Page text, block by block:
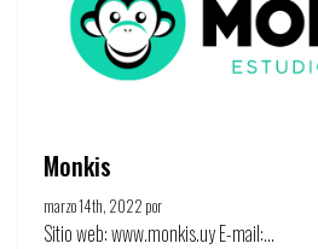
Monkis
marzo 14th, 2022 por
Sitio web: www.monkis.uy E-mail:...